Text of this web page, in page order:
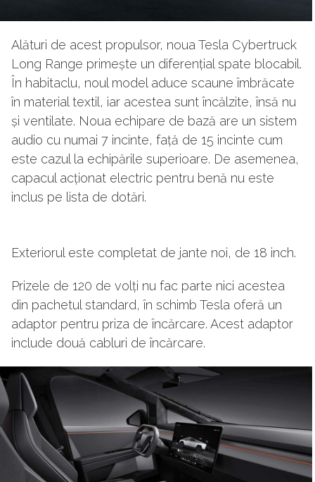
Alături de acest propulsor, noua Tesla Cybertruck
Long Range primește un diferențial spate blocabil.
În habitaclu, noul model aduce scaune îmbrăcate
în material textil, iar acestea sunt încălzite, însă nu
și ventilate. Noua echipare de bază are un sistem
audio cu numai 7 incinte, față de 15 incinte cum
este cazul la echipările superioare. De asemenea,
capacul acționat electric pentru benă nu este
inclus pe lista de dotări.
Exteriorul este completat de jante noi, de 18 inch.
Prizele de 120 de volți nu fac parte nici acestea
din pachetul standard, în schimb Tesla oferă un
adaptor pentru priza de încărcare. Acest adaptor
include două cabluri de încărcare.